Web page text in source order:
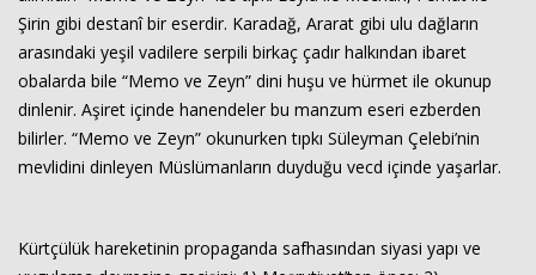
Şirin gibi destanî bir eserdir. Karadağ, Ararat gibi ulu dağların
arasındaki yeşil vadilere serpili birkaç çadır halkından ibaret
obalarda bile “Memo ve Zeyn” dini huşu ve hürmet ile okunup
dinlenir. Aşiret içinde hanendeler bu manzum eseri ezberden
bilirler. “Memo ve Zeyn” okunurken tıpkı Süleyman Çelebi’nin
mevlidini dinleyen Müslümanların duyduğu vecd içinde yaşarlar.
Kürtçülük hareketinin propaganda safhasından siyasi yapı ve